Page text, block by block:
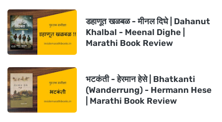
डहाणूत खळबळ - मीनल दिघे | Dahanut
Khalbal - Meenal Dighe |
Marathi Book Review
भटकंती - हेरमान हेसे | Bhatkanti
(Wanderrung) - Hermann Hese
| Marathi Book Review